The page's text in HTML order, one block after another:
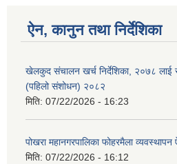
ऐन, कानुन तथा निर्देशिका
खेलकुद संचालन खर्च निर्देशिका, २०७८ लाई
(पहिलो संशोधन) २०८२
मिति: 07/22/2026 - 16:23
पोखरा महानगरपालिका फोहरमैला
मिति: 07/22/2026 - 16:12